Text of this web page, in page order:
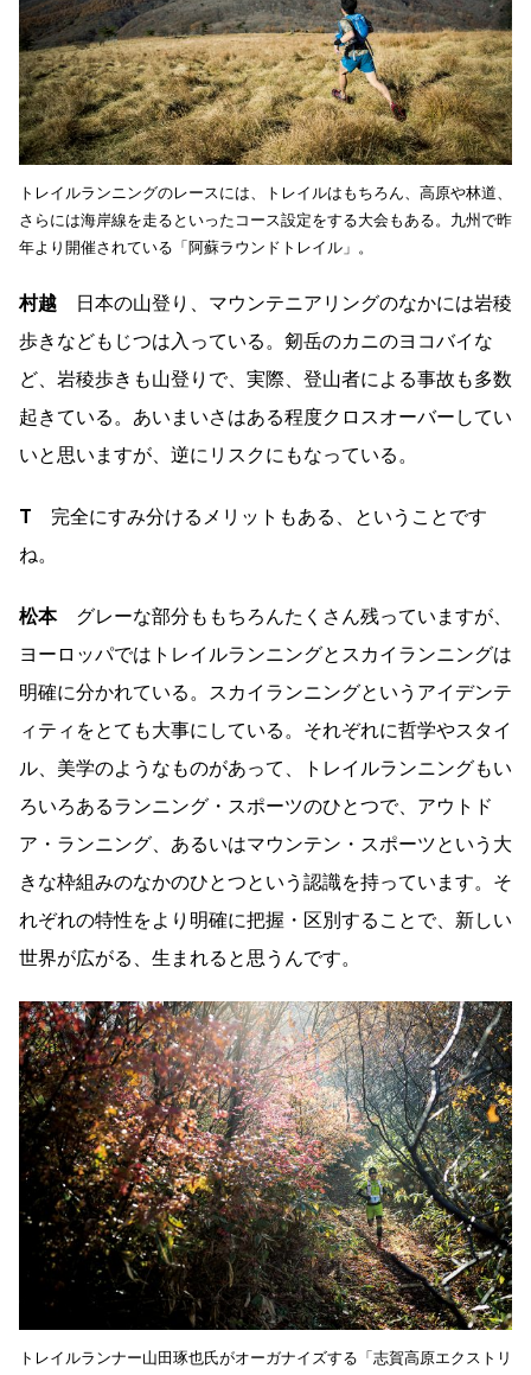
トレイルランニングのレースには、トレイルはもちろん、高原や林道、
さらには海岸線を走るといったコース設定をする大会もある。九州で昨
年より開催されている「阿蘇ラウンドトレイル」。
村越 日本の山登り、マウンテニアリングのなかには岩稜
歩きなどもじつは入っている。剱岳のカニのヨコバイな
ど、岩稜歩きも山登りで、実際、登山者による事故も多数
起きている。あいまいさはある程度クロスオーバーしてい
いと思いますが、逆にリスクにもなっている。
T 完全にすみ分けるメリットもある、ということです
ね。
松本グレーな部分ももちろんたくさん残っていますが、
ヨーロッパではトレイルランニングとスカイランニングは
明確に分かれている。スカイランニングというアイデンテ
ィティをとても大事にしている。それぞれに哲学やスタイ
ル、美学のようなものがあって、トレイルランニングもい
ろいろあるランニング・スポーツのひとつで、アウトド
ア・ランニング、あるいはマウンテン・スポーツという大
きな枠組みのなかのひとつという認識を持っています。そ
れぞれの特性をより明確に把握・区別することで、新しい
世界が広がる、生まれると思うんです。
トレイルランナー山田琢也氏がオーガナイズする「志賀高原エクストリ